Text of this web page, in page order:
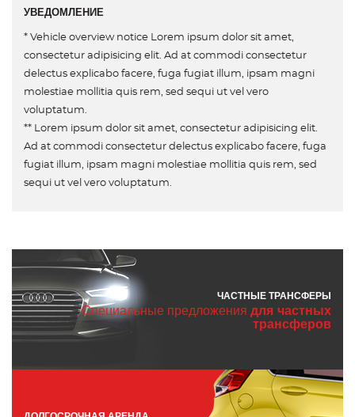
УВЕДОМЛЕНИЕ
* Vehicle overview notice Lorem ipsum dolor sit amet,
consectetur adipisicing elit. Ad at commodi consectetur
delectus explicabo facere, fuga fugiat illum, ipsam magni
molestiae mollitia quis rem, sed sequi ut vel vero
voluptatum.
** Lorem ipsum dolor sit amet, consectetur adipisicing elit.
Ad at commodi consectetur delectus explicabo facere, fuga
fugiat illum, ipsam magni molestiae mollitia quis rem, sed
sequi ut vel vero voluptatum.
ЧАСТНЫЕ ТРАНСФЕРЫ
Специальные предложения для частных
трансферов